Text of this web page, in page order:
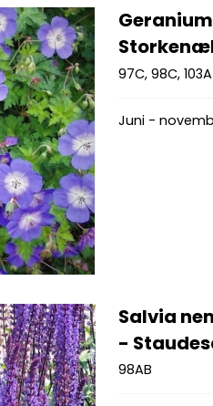
97C, 98C, 103A
Juni -
Salvia
-
98AB